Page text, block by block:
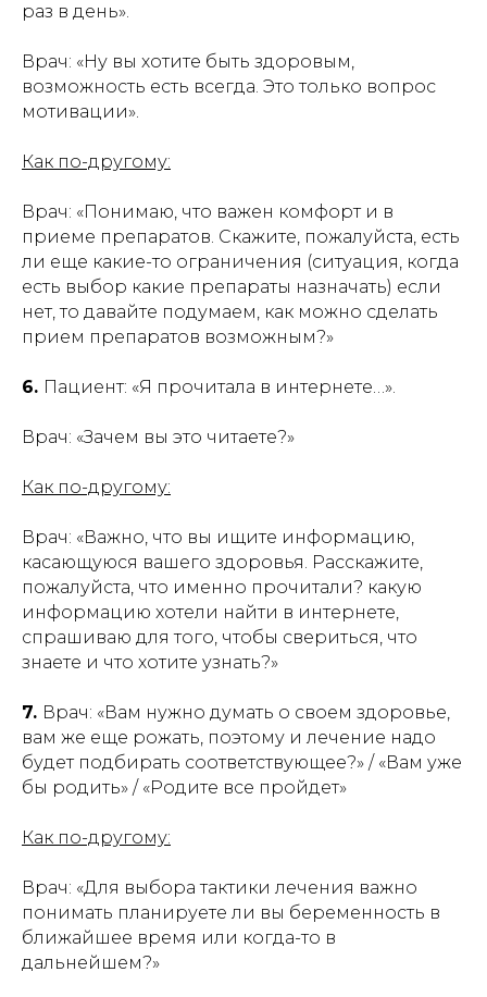
раз в день».
Врач: «Ну вы хотите быть здоровым,
возможность есть всегда. Это только вопрос
мотивации».
Как по-другому:
Врач: «Понимаю, что важен комфорт и в
приеме препаратов. Скажите, пожалуйста, есть
ли еще какие-то ограничения (ситуация, когда
есть выбор какие препараты назначать) если
нет, то давайте подумаем, как можно сделать
прием препаратов возможным?»
6. Пациент: «Я прочитала в интернете…».
Врач: «Зачем вы это читаете?»
Как по-другому:
Врач: «Важно, что вы ищите информацию,
касающуюся вашего здоровья. Расскажите,
пожалуйста, что именно прочитали? какую
информацию хотели найти в интернете,
спрашиваю для того, чтобы свериться, что
знаете и что хотите узнать?»
7. Врач: «Вам нужно думать о своем здоровье,
вам же еще рожать, поэтому и лечение надо
будет подбирать соответствующее?» / «Вам уже
бы родить» / «Родите все пройдет»
Как по-другому:
Врач: «Для выбора тактики лечения важно
понимать планируете ли вы беременность в
ближайшее время или когда-то в
дальнейшем?»